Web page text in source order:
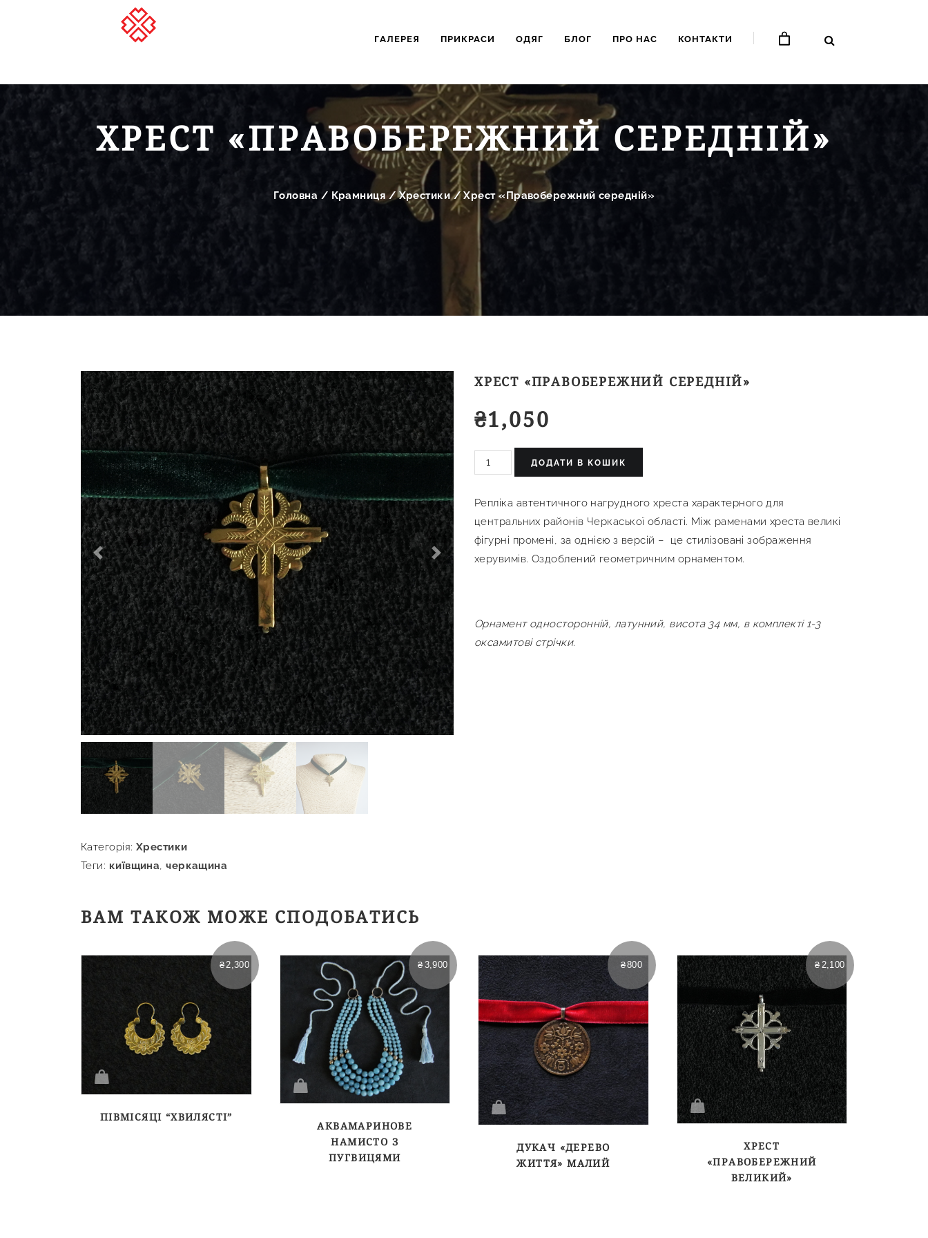
ГАЛЕРЕЯ ПРИКРАСИ ОДЯГ БЛОГ ПРО НАС КОНТАКТИ
ХРЕСТ «ПРАВОБЕРЕЖНИЙ СЕРЕДНІЙ»
Головна / Крамниця/Хрестики/Хрест «Правобережний середній»
Previous Next
ХРЕСТ «ПРАВОБЕРЕЖНИЙ СЕРЕДНІЙ»
₴1,050
ДОДАТИ В КОШИК
Репліка автентичного нагрудного хреста характерного для
центральних районів Черкаської області. Між раменами хреста великі
фігурні промені, за однією з версій – це стилізовані зображення
херувимів. Оздоблений геометричним орнаментом.
Орнамент односторонній, латунний, висота 34 мм, в комплекті 1-3
оксамитові стрічки.
Категорія: Хрестики
Теги: київщина ,черкащина
ВАМ ТАКОЖ МОЖЕ СПОДОБАТИСЬ
₴2,300
ПІВМІСЯЦІ “ХВИЛЯСТІ”
₴ 3,900
АКВАМАРИНОВЕ
НАМИСТО З
ПУГВИЦЯМИ
₴800
ДУКАЧ «ДЕРЕВО
ЖИТТЯ» МАЛИЙ
₴2,100
ХРЕСТ
«ПРАВОБЕРЕЖНИЙ
ВЕЛИКИЙ»